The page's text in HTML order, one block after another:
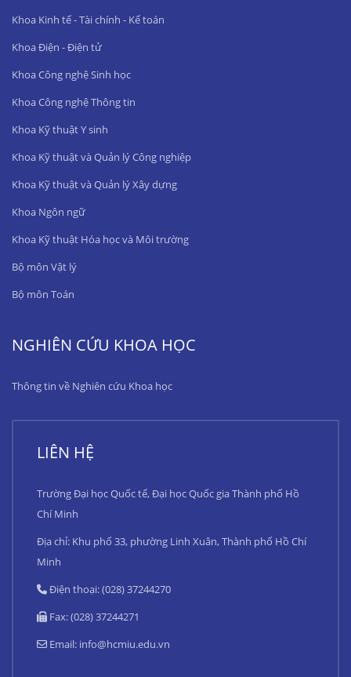
Khoa Kinh tế - Tài chính - Kế toán
Khoa Điện - Điện tử
Khoa Công nghệ Sinh học
Khoa Công nghệ Thông tin
Khoa Kỹ thuật Y sinh
Khoa Kỹ thuật và Quản lý Công nghiệp
Khoa Kỹ thuật và Quản lý Xây dựng
Khoa Ngôn ngữ
Khoa Kỹ thuật Hóa học và Môi trường
Bộ môn Vật lý
Bộ môn Toán
NGHIÊN CỨU KHOA HỌC
Thông tin về Nghiên cứu Khoa học
LIÊN HỆ
Trường Đại học Quốc tế, Đại học Quốc gia Thành phố Hồ
Chí Minh
Địa chỉ: Khu phố 33, phường Linh Xuân, Thành phố Hồ Chí
Minh
Điện thoại: (028) 37244270
Fax: (028) 37244271
Email: info@hcmiu.edu.vn